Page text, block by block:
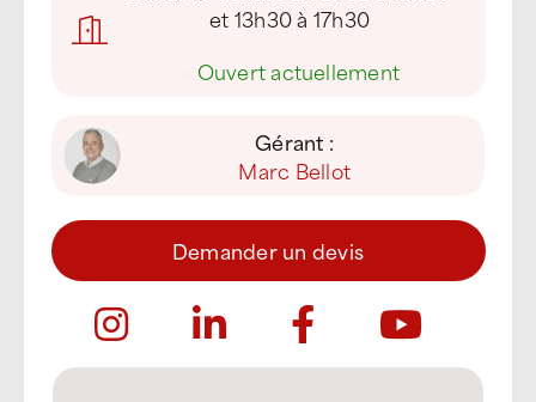
et 13h30 à 17h30
Ouvert actuellement
Gérant :
Marc Bellot
Demander un devis